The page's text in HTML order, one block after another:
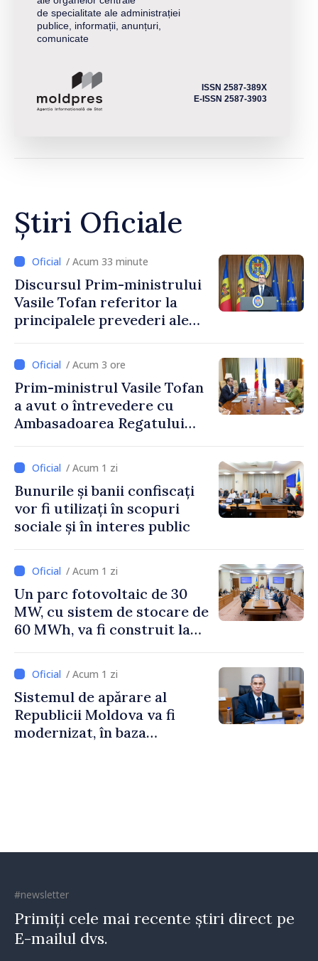
de specialitate ale administrației
publice, informații, anunțuri,
comunicate
ISSN 2587-389X
E-ISSN 2587-3903
Știri Oficiale
/ Acum 33 minute
Discursul Prim-ministrului
Vasile Tofan referitor la
principalele prevederi ale
2027
/ Acum 3 ore
Prim-ministrul Vasile Tofan
a avut o întrevedere cu
Ambasadoarea Regatului
Irlandei de Nord, Fern
Horine / Acum 1 zi
Bunurile și banii confiscați
vor fi utilizați în scopuri
sociale și în interes public
/ Acum 1 zi
Un parc fotovoltaic de 30
MW, cu sistem de stocare de
60 MWh, va fi construit la
/ Acum 1 zi
Sistemul de apărare al
Republicii Moldova va fi
modernizat, în baza
#newsletter
Primiți cele mai recente știri direct pe
E-mailul dvs.